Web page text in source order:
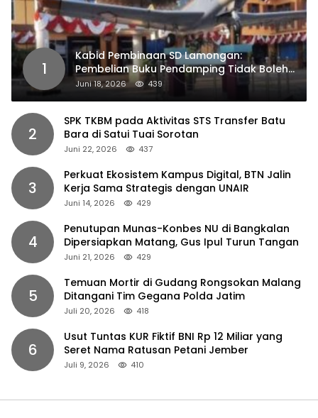
1
Kabid Pembinaan SD Lamongan:
Pembelian Buku Pendamping Tidak Boleh
Dipaksakan
Juni 18, 2026 439
2
SPK TKBM pada Aktivitas STS Transfer Batu
Bara di Satui Tuai Sorotan
Juni 22, 2026 437
3
Perkuat Ekosistem Kampus Digital, BTN Jalin
Kerja Sama Strategis dengan UNAIR
Juni 14, 2026 429
4
Penutupan Munas-Konbes NU di Bangkalan
Dipersiapkan Matang, Gus Ipul Turun Tangan
Juni 21, 2026 429
5
Temuan Mortir di Gudang Rongsokan Malang
Ditangani Tim Gegana Polda Jatim
Juli 20, 2026 418
6
Usut Tuntas KUR Fiktif BNI Rp 12 Miliar yang
Seret Nama Ratusan Petani Jember
Juli 9, 2026 410